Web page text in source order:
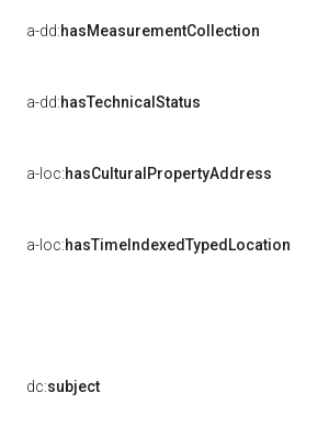
a-dd:hasMeasurementCollection
a-dd:hasTechnicalStatus
a-loc:hasCulturalPropertyAddress
a-loc:hasTimeIndexedTypedLocation
dc:subject